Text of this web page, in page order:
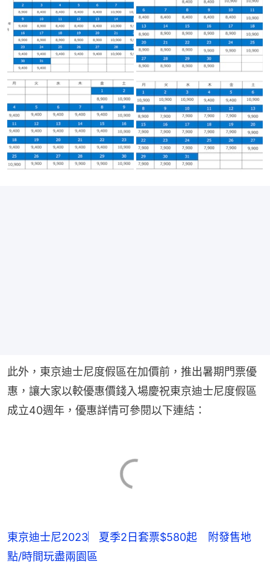
此外，東京迪士尼度假區在加價前，推出暑期門票優
惠，讓大家以較優惠價錢入場慶祝東京迪士尼度假區
成立40週年，優惠詳情可參閱以下連結：
東京迪士尼2023︳夏季2日套票$580起 附發售地
點/時間玩盡兩園區